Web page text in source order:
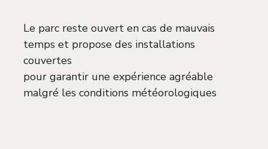
Le parc reste ouvert en cas de mauvais
temps et propose des installations
couvertes
pour garantir une expérience agréable
malgré les conditions météorologiques